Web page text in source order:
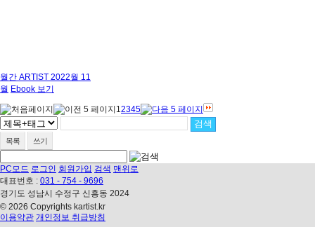
월간 ARTIST 2022월 11
월 Ebook 보기
12345
목록 쓰기
PC모드 로그인 회원가입 검색 맨위로
대표번호 : 031 - 754 - 9696
경기도 성남시 수정구 신흥동 2024
© 2026 Copyrights kartist.kr
이용약관 개인정보 취급방침